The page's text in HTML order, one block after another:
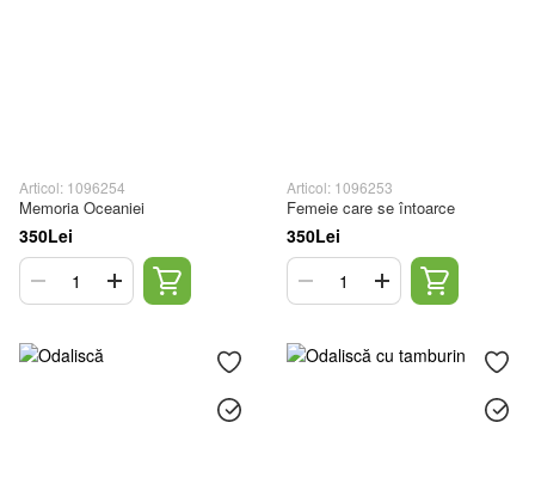
Articol: 1096254
Memoria Oceaniei
350Lei
Articol: 1096253
Femeie care se întoarce
350Lei